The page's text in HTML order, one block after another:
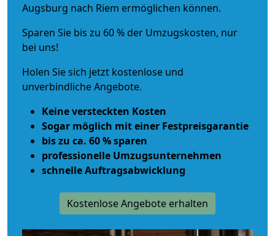
Augsburg nach Riem ermöglichen können.
Sparen Sie bis zu 60 % der Umzugskosten, nur
bei uns!
Holen Sie sich jetzt kostenlose und
unverbindliche Angebote.
Keine versteckten Kosten
Sogar möglich mit einer Festpreisgarantie
bis zu ca. 60 % sparen
professionelle Umzugsunternehmen
schnelle Auftragsabwicklung
Kostenlose Angebote erhalten